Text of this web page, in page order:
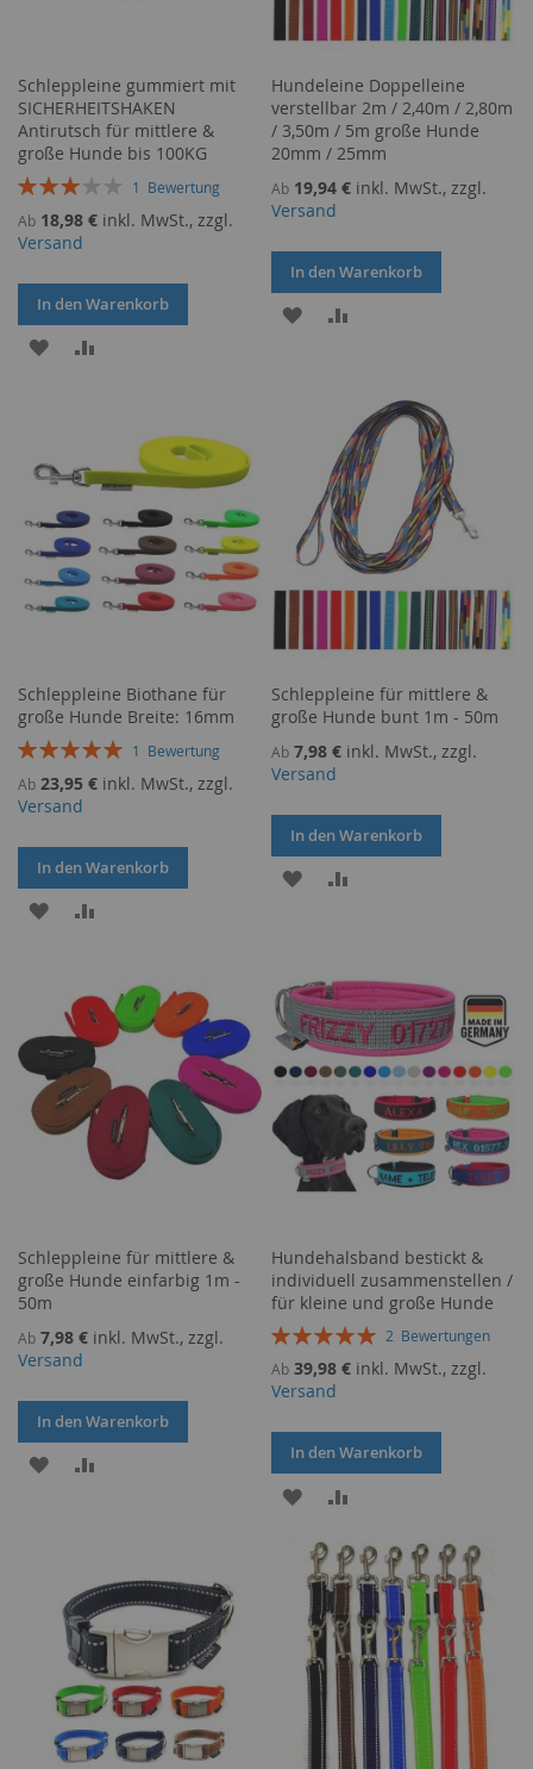
Schleppleine gummiert mit
SICHERHEITSHAKEN
Antirutsch für mittlere &
große Hunde bis 100KG
Bewertung:
1 Bewertung
Ab 18,98 € inkl. MwSt., zzgl.
Versand
In den Warenkorb
ZUR
Hundeleine Doppelleine
verstellbar 2m / 2,40m / 2,80m
/ 3,50m / 5m große Hunde
20mm / 25mm
Ab 19,94 € inkl. MwSt., zzgl.
Versand
In den Warenkorb
ZUR
HINZUFÜGEN
HINZUFÜGEN
Schleppleine Biothane für
große Hunde Breite: 16mm
Bewertung:
1 Bewertung
Ab 23,95 € inkl. MwSt., zzgl.
Versand
In den Warenkorb
ZUR
HINZUFÜGEN
HINZUFÜGEN
Schleppleine für mittlere &
große Hunde bunt 1m - 50m
Ab 7,98 € inkl. MwSt., zzgl.
Versand
In den Warenkorb
ZUR
Schleppleine für mittlere &
große Hunde einfarbig 1m -
50m
Ab 7,98 € inkl. MwSt., zzgl.
Versand
In den Warenkorb
ZUR
Hundehalsband bestickt &
individuell zusammenstellen /
für kleine und große Hunde
Bewertung:
2 Bewertungen
Ab 39,98 € inkl. MwSt., zzgl.
Versand
In den Warenkorb
ZUR
HINZUFÜGEN
HINZUFÜGEN